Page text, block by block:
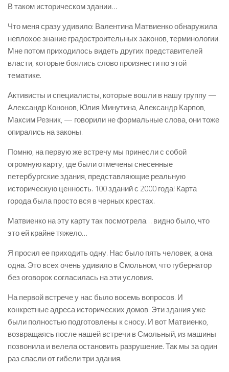
В таком историческом здании…
Что меня сразу удивило: Валентина Матвиенко обнаружила
неплохое знание градостроительных законов, терминологии.
Мне потом приходилось видеть других представителей
власти, которые боялись слово произнести по этой
тематике.
Активисты и специалисты, которые вошли в нашу группу —
Александр Кононов, Юлия Минутина, Александр Карпов,
Максим Резник, — говорили не формальные слова, они тоже
опирались на законы.
Помню, на первую же встречу мы принесли с собой
огромную карту, где были отмечены снесенные
петербургские здания, представляющие реальную
историческую ценность. 100 зданий с 2000 года! Карта
города была просто вся в черных крестах.
Матвиенко на эту карту так посмотрела… видно было, что
это ей крайне тяжело…
Я просил ее приходить одну. Нас было пять человек, а она
одна. Это всех очень удивило в Смольном, что губернатор
без оговорок согласилась на эти условия.
На первой встрече у нас было восемь вопросов. И
конкретные адреса исторических домов. Эти здания уже
были полностью подготовлены к сносу. И вот Матвиенко,
возвращаясь после нашей встречи в Смольный, из машины
позвонила и велела остановить разрушение. Так мы за один
раз спасли от гибели три здания.